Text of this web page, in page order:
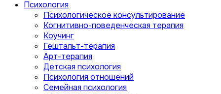
Психология
Психологическое консультирование
Когнитивно-поведенческая терапия
Коучинг
Гештальт-терапия
Арт-терапия
Детская психология
Психология отношений
Семейная психология